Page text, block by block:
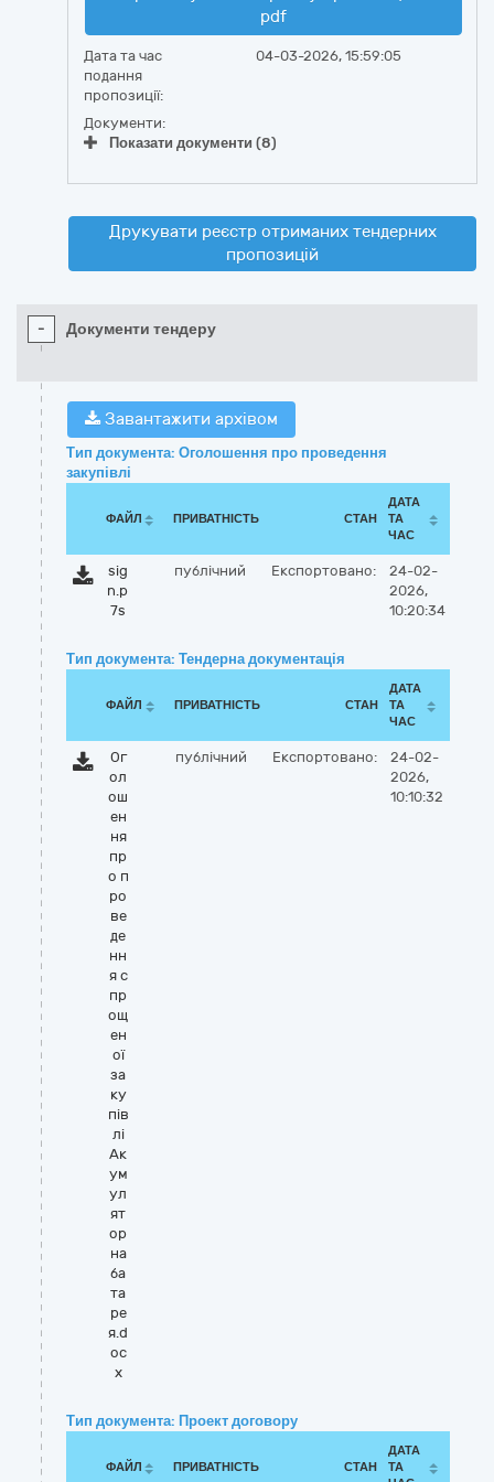
pdf
Дата та час
подання
пропозиції:
04-03-2026, 15:59:05
Документи:
Показати документи (8)
Друкувати реєстр отриманих тендерних
пропозицій
- Документи тендеру
Завантажити архівом
Тип документа: Оголошення про проведення
закупівлі
ФАЙЛ ПРИВАТНІСТЬ СТАН
ДАТА
ТА
ЧАС
sig
n.p
7s
публічний Експортовано:
24-02-
2026,
10:20:34
Тип документа: Тендерна документація
ФАЙЛ ПРИВАТНІСТЬ СТАН
ДАТА
ТА
ЧАС
Ог
ол
ош
ен
ня
пр
о п
ро
ве
де
нн
я с
пр
ощ
ен
ої
за
ку
пів
лі
Ак
ум
ул
ят
ор
на
ба
та
ре
я.d
oc
x
публічний Експортовано:
24-02-
2026,
10:10:32
Тип документа: Проект договору
ФАЙЛ ПРИВАТНІСТЬ СТАН
ДАТА
ТА